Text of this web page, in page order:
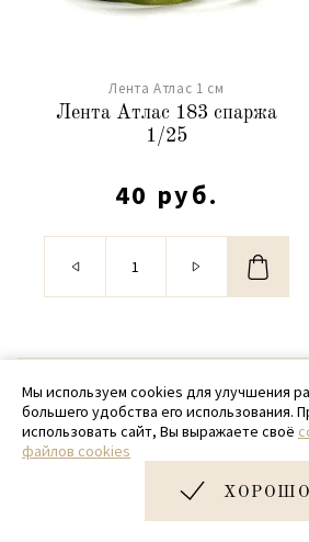
Лента Атлас 1 см
Лента Атлас 183 спаржа
1/25
40 руб.
© 2020 - 2026
+ 7 (918) 699-
Мы используем cookies для улучшения
большего удобства его использования.
использовать сайт, Вы выражаете своё
файлов cookies
ХОРОШО